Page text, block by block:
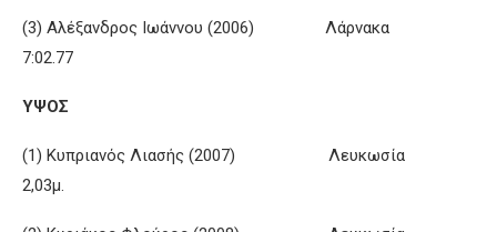
(3) Αλέξανδρος Ιωάννου (2006) Λάρνακα
7:02.77
ΥΨΟΣ
(1) Κυπριανός Λιασής (2007) Λευκωσία
2,03μ.